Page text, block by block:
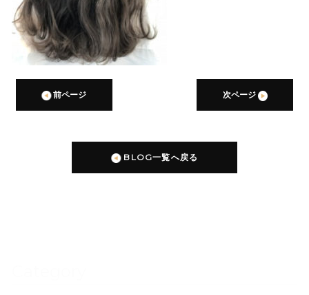
前ページ 次ページ
BLOG一覧へ戻る